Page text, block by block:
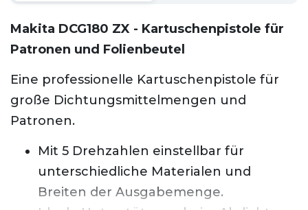
Makita DCG180 ZX - Kartuschenpistole für
Patronen und Folienbeutel
Eine professionelle Kartuschenpistole für
große Dichtungsmittelmengen und
Patronen.
Mit 5 Drehzahlen einstellbar für
unterschiedliche Materialen und
Breiten der Ausgabemenge.